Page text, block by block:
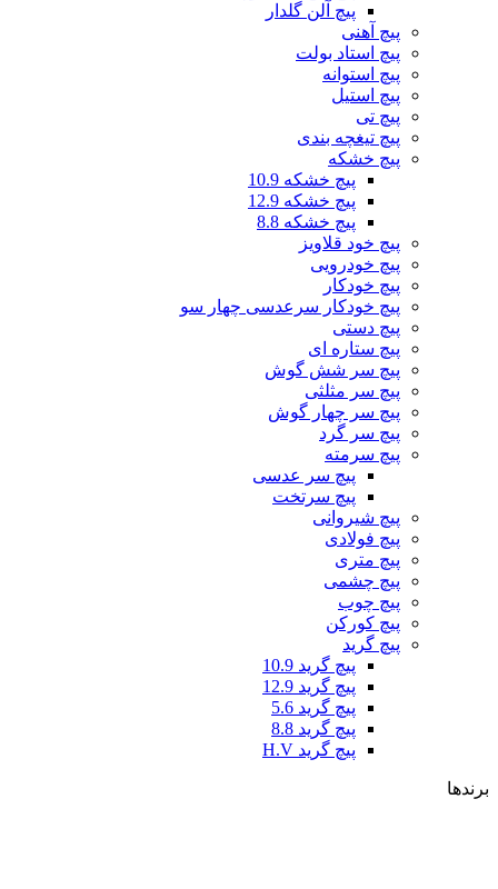
پیچ آلن گلدار
پیچ آهنی
پیچ استاد بولت
پیچ استوانه
پیچ استیل
پیچ تی
پیچ تیغچه بندی
پیچ خشکه
پیچ خشکه 10.9
پیچ خشکه 12.9
پیچ خشکه 8.8
پیچ خود قلاویز
پیچ خودرویی
پیچ خودکار
پیچ خودکار سرعدسی چهار سو
پیچ دستی
پیچ ستاره ای
پیچ سر شش گوش
پیچ سر مثلثی
پیچ سر چهار گوش
پیچ سر گرد
پیچ سرمته
پیچ سر عدسی
پیچ سرتخت
پیچ شیروانی
پیچ فولادی
پیچ متری
پیچ چشمی
پیچ چوب
پیچ کورکن
پیچ گرید
پیچ گرید 10.9
پیچ گرید 12.9
پیچ گرید 5.6
پیچ گرید 8.8
پیچ گرید H.V
برندها